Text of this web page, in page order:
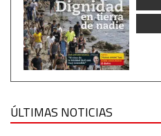
ÚLTIMAS NOTICIAS